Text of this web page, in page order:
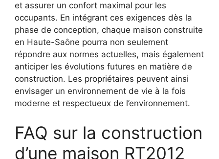
et assurer un confort maximal pour les
occupants. En intégrant ces exigences dès la
phase de conception, chaque maison construite
en Haute-Saône pourra non seulement
répondre aux normes actuelles, mais également
anticiper les évolutions futures en matière de
construction. Les propriétaires peuvent ainsi
envisager un environnement de vie à la fois
moderne et respectueux de l’environnement.
FAQ sur la construction
d’une maison RT2012